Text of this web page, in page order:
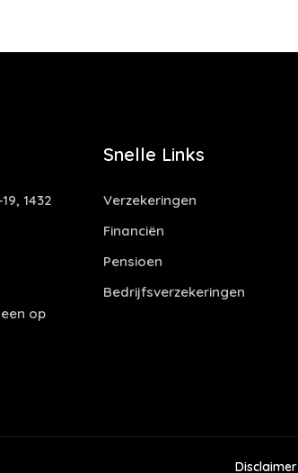
1432
op
Snelle Links
Verzekeringen
Financiën
Pensioen
Bedrijfsverzekeringen
Disclaimer